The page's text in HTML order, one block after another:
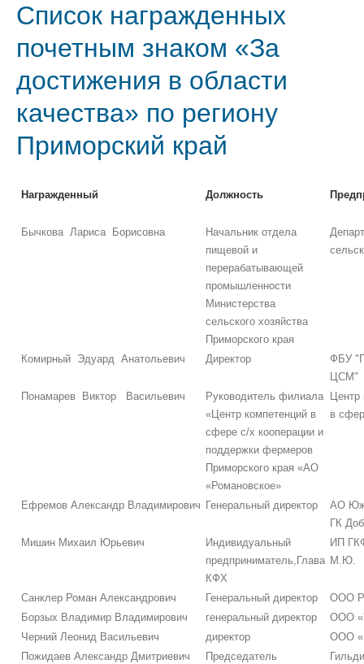
Список награжденных
почетным знаком «За
достижения в области
качества» по региону
Приморский край
Награжденный Должность
Бычкова Лариса Борисовна
Начальник отдела
пищевой и
перерабатывающей
промышленности
Министерства
сельского хозяйства
Приморского края
Комирный Эдуард Анатольевич Директор
ФБУ
ЦСМ"
Понамарев Виктор Васильевич
Руководитель филиала
«Центр компетенций в
сфере с/х кооперации и
поддержки фермеров
Приморского края «АО
«Романовское»
Центр
в
Ефремов Александр Владимирович Генеральный директор
АО
ГК
Мишин Михаил Юрьевич
Индивидуальный
предприниматель,Глава
КФХ
ИП
М.Ю.
Санклер Роман Александрович Генеральный директор
ООО
Борзых Владимир Владимирович
генеральный директор
ООО
Черний Леонид Васильевич
директор
ООО
Пожидаев Александр Дмитриевич
Председатель